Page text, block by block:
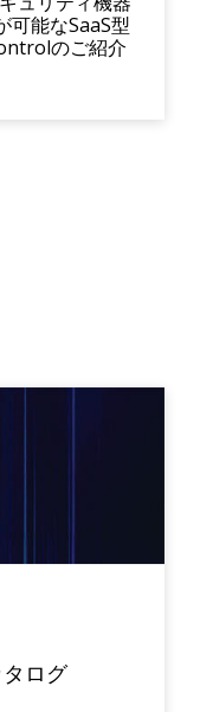
可能なSaaS型
のご紹介
ログ